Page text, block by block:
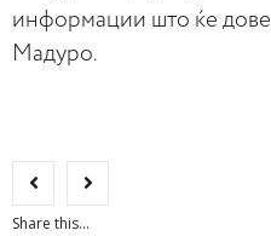
информации што ќе
Мадуро.
Share this...